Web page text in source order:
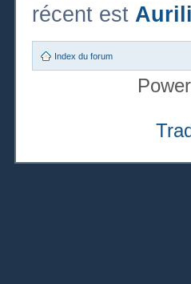
récent est
Index du forum